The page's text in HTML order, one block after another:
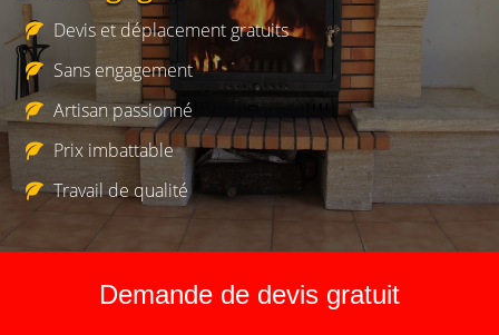
Devis et déplacement gratuits
Sans engagement
Artisan passionné
Prix imbattable
Travail de qualité
Demande de devis gratuit